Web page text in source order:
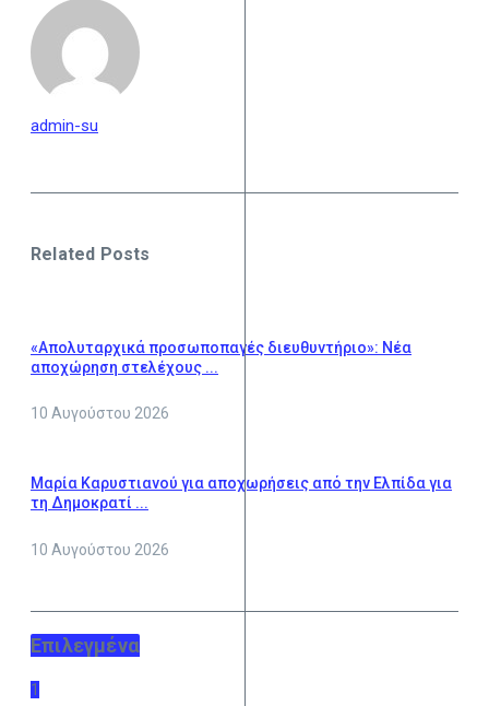
admin-su
Related Posts
«Απολυταρχικά προσωποπαγές διευθυντήριο»: Νέα
αποχώρηση στελέχους ...
10 Αυγούστου 2026
Μαρία Καρυστιανού για αποχωρήσεις από την Ελπίδα για
τη Δημοκρατί ...
10 Αυγούστου 2026
Επιλεγμένα
1